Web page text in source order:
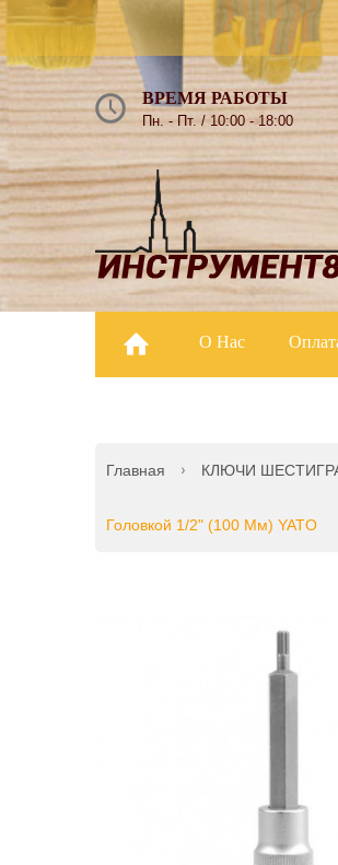
ВРЕМЯ РАБОТЫ
Пн. - Пт. / 10:00 - 18:00
О Нас
Главная КЛЮЧИ
Головкой 1/2" (100 Мм) YATO